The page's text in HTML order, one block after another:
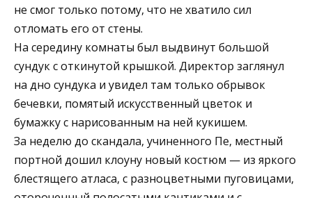
не смог только потому, что не хватило сил
отломать его от стены.
На середину комнаты был выдвинут большой
сундук с откинутой крышкой. Директор заглянул
на дно сундука и увидел там только обрывок
бечевки, помятый искусственный цветок и
бумажку с нарисованным на ней кукишем.
За неделю до скандала, учиненного Пе, местный
портной дошил клоуну новый костюм — из яркого
блестящего атласа, с разноцветными пуговицами,